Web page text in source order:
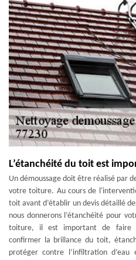
L’étanchéité du toit est
Un démoussage doit être réalisé par
votre toiture. Au cours de
toit avant d’établir un devis détaillé
nous donnerons l’étanchéité pour
toiture, il est important de faire
confirmer la brillance du toit,
protéger contre l’infiltration d’eau